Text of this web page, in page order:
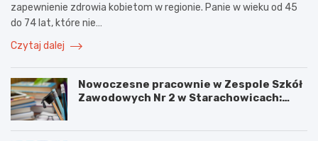
zapewnienie zdrowia kobietom w regionie. Panie w wieku od 45
do 74 lat, które nie…
Czytaj dalej
Nowoczesne pracownie w Zespole Szkół
Zawodowych Nr 2 w Starachowicach: